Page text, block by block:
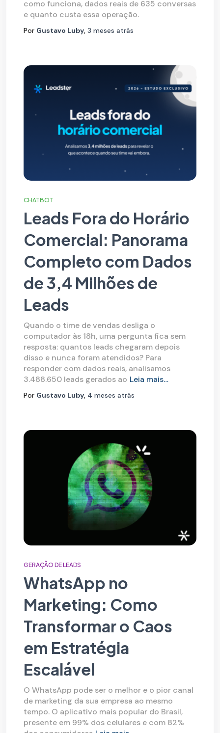
como funciona, dados reais de 635 conversas
e quanto custa essa operação.
Por Gustavo Luby, 3 meses atrás
CHATBOT
Leads Fora do Horário
Comercial: Panorama
Completo com Dados
de 3,4 Milhões de
Leads
Quando o time de vendas desliga o
computador às 18h, uma pergunta fica sem
resposta: quantos leads chegaram depois
disso e nunca foram atendidos? Para
responder com dados reais, analisamos
3.488.650 leads gerados ao Leia mais…
Por Gustavo Luby, 4 meses atrás
GERAÇÃO DE LEADS
WhatsApp no
Marketing: Como
Transformar o Caos
em Estratégia
Escalável
O WhatsApp pode ser o melhor e o pior canal
de marketing da sua empresa ao mesmo
tempo. O aplicativo mais popular do Brasil,
presente em 99% dos celulares e com 82%